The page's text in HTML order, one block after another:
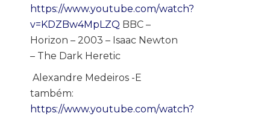
https://www.youtube.com/watch?
v=KDZBw4MpLZQ BBC –
Horizon – 2003 – Isaac Newton
– The Dark Heretic
Alexandre Medeiros -E
também:
https://www.youtube.com/watch?